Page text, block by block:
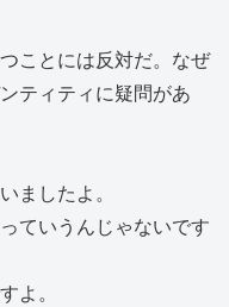
ことには反対だ。なぜ
ティティに疑問があ
ましたよ。
ていうんじゃないです
よ。